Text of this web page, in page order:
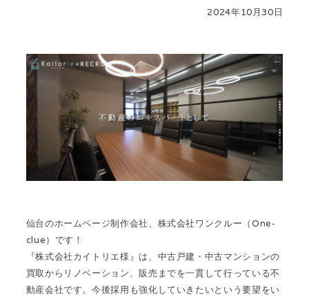
2024年10月30日
仙台のホームページ制作会社、株式会社ワンクルー（One-
clue）です！
『株式会社カイトリエ様』は、中古戸建・中古マンションの
買取からリノベーション、販売までを一貫して行っている不
動産会社です。今後採用も強化していきたいという要望をい